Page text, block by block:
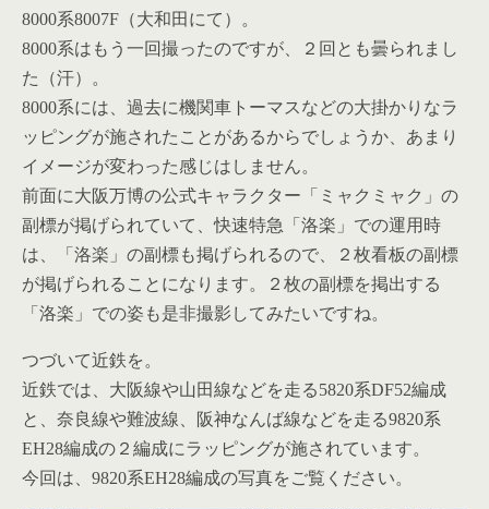
8000系8007F（大和田にて）。
8000系はもう一回撮ったのですが、２回とも曇られまし
た（汗）。
8000系には、過去に機関車トーマスなどの大掛かりなラ
ッピングが施されたことがあるからでしょうか、あまり
イメージが変わった感じはしません。
前面に大阪万博の公式キャラクター「ミャクミャク」の
副標が掲げられていて、快速特急「洛楽」での運用時
は、「洛楽」の副標も掲げられるので、２枚看板の副標
が掲げられることになります。２枚の副標を掲出する
「洛楽」での姿も是非撮影してみたいですね。
つづいて近鉄を。
近鉄では、大阪線や山田線などを走る5820系DF52編成
と、奈良線や難波線、阪神なんば線などを走る9820系
EH28編成の２編成にラッピングが施されています。
今回は、9820系EH28編成の写真をご覧ください。